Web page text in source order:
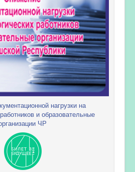
нагрузки на
и образовательные
ЧР